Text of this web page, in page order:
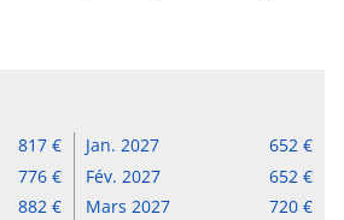
817
776
882
Jan. 2027
652
Fév. 2027
652
Mars 2027
720